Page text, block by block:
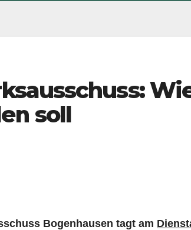
soll
Bogenhausen tagt am